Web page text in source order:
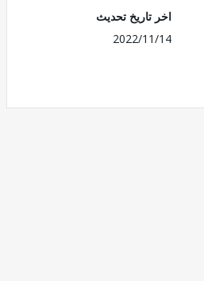
اخر تاريخ تحديث
2022/11/14